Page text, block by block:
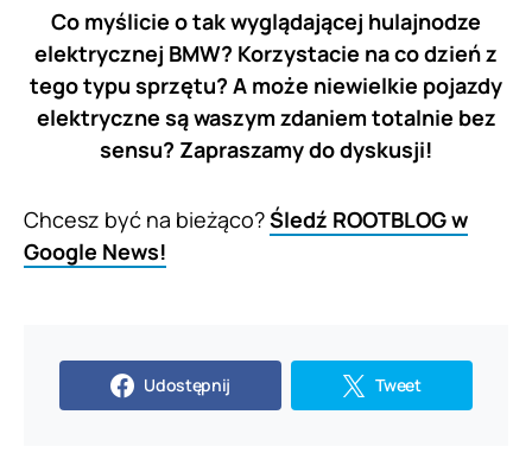
Co myślicie o tak wyglądającej hulajnodze
elektrycznej BMW? Korzystacie na co dzień z
tego typu sprzętu? A może niewielkie pojazdy
elektryczne są waszym zdaniem totalnie bez
sensu? Zapraszamy do dyskusji!
Chcesz być na bieżąco?Śledź ROOTBLOG w
Google News!
Udostępnij Tweet